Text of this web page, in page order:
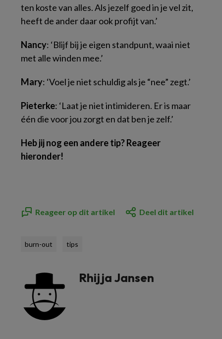
ten koste van alles. Als jezelf goed in je vel zit,
heeft de ander daar ook profijt van.’
Nancy: ‘Blijf bij je eigen standpunt, waai niet
met alle winden mee.’
Mary: ‘Voel je niet schuldig als je “nee” zegt.’
Pieterke: ‘Laat je niet intimideren. Er is maar
één die voor jou zorgt en dat ben je zelf.’
Heb jij nog een andere tip? Reageer
hieronder!
Reageer op dit artikel Deel dit artikel
burn-out tips
Rhijja Jansen